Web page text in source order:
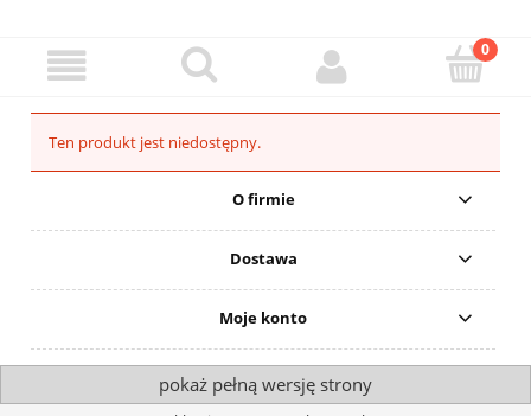
Ten produkt jest niedostępny.
O firmie
Dostawa
Moje konto
pokaż pełną wersję strony